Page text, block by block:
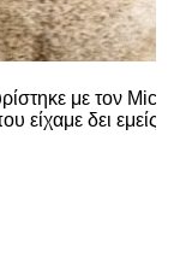
με τον
είχαμε δει εμείς